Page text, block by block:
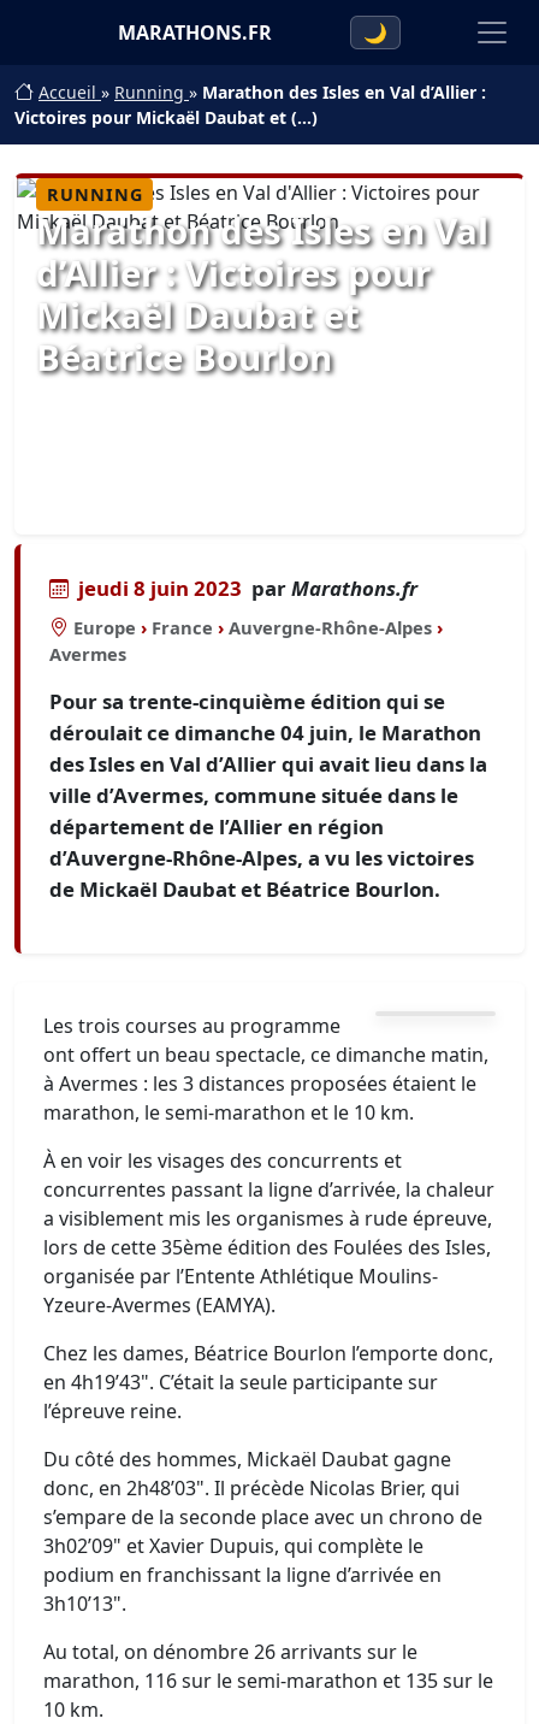
MARATHONS.FR 🌙
Accueil » Running » Marathon des Isles en Val d’Allier :
Victoires pour Mickaël Daubat et (…)
RUNNING
Marathon des Isles en Val
d’Allier : Victoires pour
Mickaël Daubat et
Béatrice Bourlon
jeudi 8 juin 2023 parMarathons.fr
Europe › France › Auvergne-Rhône-Alpes ›
Avermes
Pour sa trente-cinquième édition qui se
déroulait ce dimanche 04 juin, le Marathon
des Isles en Val d’Allier qui avait lieu dans la
ville d’Avermes, commune située dans le
département de l’Allier en région
d’Auvergne-Rhône-Alpes, a vu les victoires
de Mickaël Daubat et Béatrice Bourlon.
Les trois courses au programme
ont offert un beau spectacle, ce dimanche matin,
à Avermes : les 3 distances proposées étaient le
marathon, le semi-marathon et le 10 km.
À en voir les visages des concurrents et
concurrentes passant la ligne d’arrivée, la chaleur
a visiblement mis les organismes à rude épreuve,
lors de cette 35ème édition des Foulées des Isles,
organisée par l’Entente Athlétique Moulins-
Yzeure-Avermes (EAMYA).
Chez les dames, Béatrice Bourlon l’emporte donc,
en 4h19’43". C’était la seule participante sur
l’épreuve reine.
Du côté des hommes, Mickaël Daubat gagne
donc, en 2h48’03". Il précède Nicolas Brier, qui
s’empare de la seconde place avec un chrono de
3h02’09" et Xavier Dupuis, qui complète le
podium en franchissant la ligne d’arrivée en
3h10’13".
Au total, on dénombre 26 arrivants sur le
marathon, 116 sur le semi-marathon et 135 sur le
10 km.